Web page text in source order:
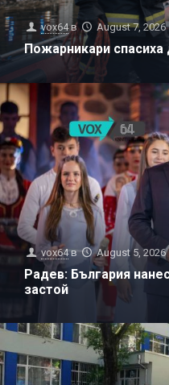
vox64 в August 7, 2026
Пожарникари
vox64 в August 5, 2026
Радев: България
застой